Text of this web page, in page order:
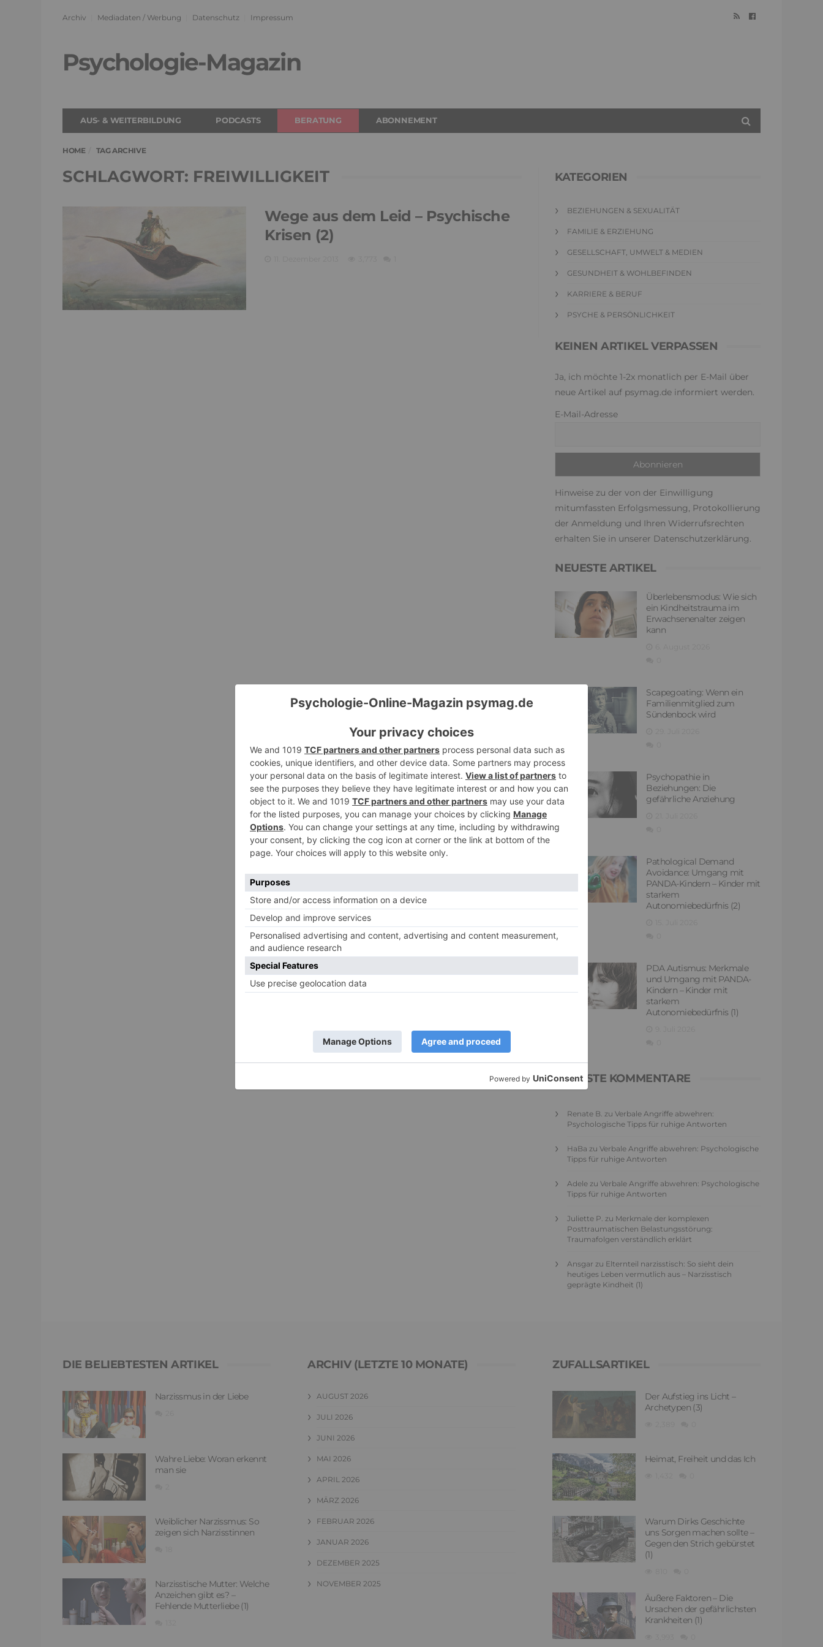
Archiv Mediadaten / Werbung Datenschutz Impressum
Psychologie-Magazin
AUS- & WEITERBILDUNG PODCASTS BERATUNG ABONNEMENT
HOME TAG ARCHIVE
SCHLAGWORT: FREIWILLIGKEIT
Wege aus dem Leid – Psychische
Krisen (2)
KATEGORIEN
BEZIEHUNGEN & SEXUALITÄT
FAMILIE & ERZIEHUNG
GESELLSCHAFT, UMWELT & MEDIEN
GESUNDHEIT & WOHLBEFINDEN
KARRIERE & BERUF
PSYCHE & PERSÖNLICHKEIT
KEINEN ARTIKEL VERPASSEN
Ja, ich möchte 1-2x monatlich per E-Mail über
neue Artikel auf psymag.de informiert werden.
E-Mail-Adresse
Hinweise zu der von der Einwilligung
mitumfassten Erfolgsmessung, Protokollierung
der Anmeldung und Ihren Widerrufsrechten
erhalten Sie in unserer Datenschutzerklärung.
NEUESTE ARTIKEL
Überlebensmodus: Wie sich
ein Kindheitstrauma im
Erwachsenenalter zeigen
kann
Scapegoating: Wenn ein
Familienmitglied zum
Sündenbock wird
Psychopathie in
Beziehungen: Die
gefährliche Anziehung
Pathological Demand
Avoidance: Umgang mit
PANDA-Kindern – Kinder mit
starkem
Autonomiebedürfnis (2)
PDA Autismus: Merkmale
und Umgang mit PANDA-
Kindern – Kinder mit
starkem
Autonomiebedürfnis (1)
NEUESTE KOMMENTARE
Renate B. zu Verbale Angriffe abwehren:
Psychologische Tipps für ruhige Antworten
HaBa zu Verbale Angriffe abwehren: Psychologische
Tipps für ruhige Antworten
Adele zu Verbale Angriffe abwehren: Psychologische
Tipps für ruhige Antworten
Juliette P. zu Merkmale der komplexen
Posttraumatischen Belastungsstörung:
Traumafolgen verständlich erklärt
Ansgar zu Elternteil narzisstisch: So sieht dein
heutiges Leben vermutlich aus – Narzisstisch
geprägte Kindheit (1)
DIE BELIEBTESTEN ARTIKEL
Narzissmus in der Liebe
Wahre Liebe: Woran erkennt
man sie
Weiblicher Narzissmus: So
zeigen sich Narzisstinnen
Narzisstische Mutter: Welche
Anzeichen gibt es? –
Fehlende Mutterliebe (1)
ARCHIV (LETZTE 10 MONATE)
AUGUST 2026
JULI 2026
JUNI 2026
MAI 2026
APRIL 2026
MÄRZ 2026
FEBRUAR 2026
JANUAR 2026
DEZEMBER 2025
NOVEMBER 2025
ZUFALLSARTIKEL
Der Aufstieg ins Licht –
Archetypen (3)
Heimat, Freiheit und das Ich
Warum Dirks Geschichte
uns Sorgen machen sollte –
Gegen den Strich gebürstet
(1)
Äußere Faktoren – Die
Ursachen der gefährlichsten
Krankheiten (1)